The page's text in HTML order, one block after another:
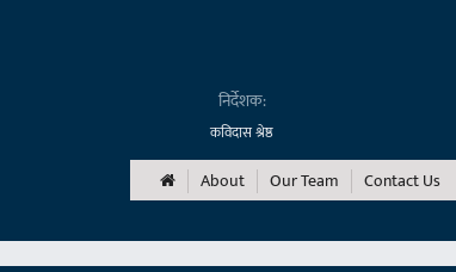
निर्देशक:
कविदास श्रेष्ठ
About Our Team
Contact Us